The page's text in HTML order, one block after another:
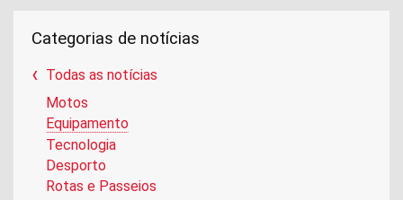
Categorias de notícias
Todas as notícias
Motos
Equipamento
Tecnologia
Desporto
Rotas e Passeios